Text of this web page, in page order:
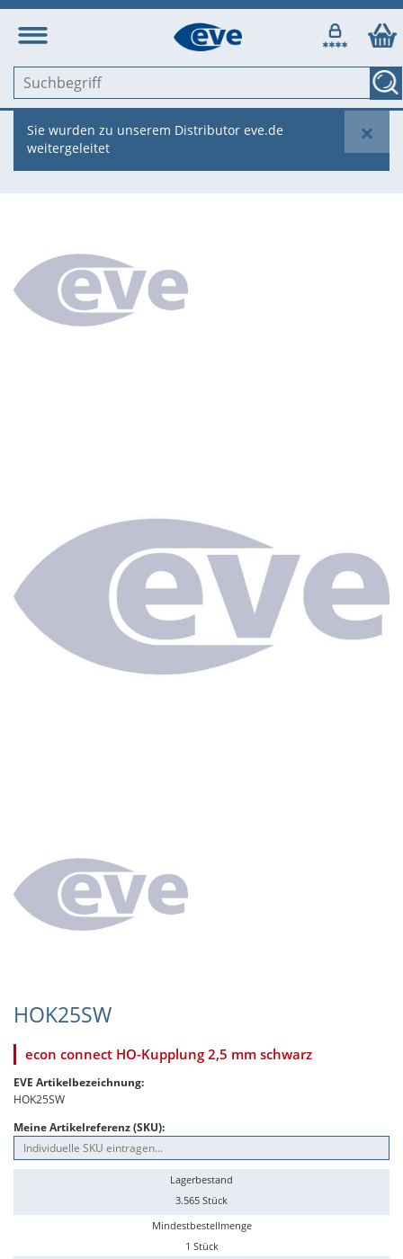
×
Sie wurden zu unserem Distributor eve.de
weitergeleitet
HOK25SW
econ connect HO-Kupplung 2,5 mm schwarz
EVE Artikelbezeichnung:
HOK25SW
Meine Artikelreferenz (SKU):
Lagerbestand
3.565 Stück
Mindestbestellmenge
1 Stück